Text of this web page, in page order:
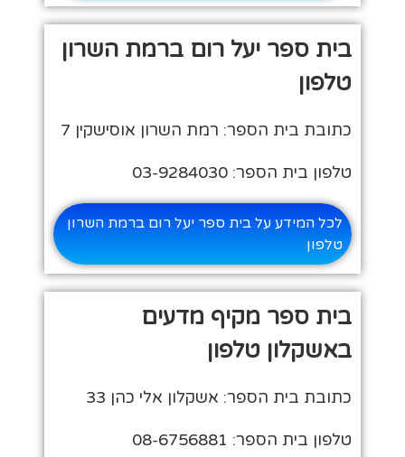
בית ספר יעל רום ברמת השרון
טלפון
כתובת בית הספר: רמת השרון אוסישקין 7
טלפון בית הספר: 03-9284030
לכל המידע על בית ספר יעל רום ברמת השרון
טלפון
בית ספר מקיף מדעים
באשקלון טלפון
כתובת בית הספר: אשקלון אלי כהן 33
טלפון בית הספר: 08-6756881